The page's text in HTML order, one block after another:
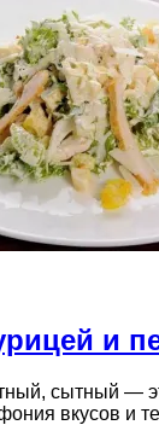
и
сытный —
вкусов и